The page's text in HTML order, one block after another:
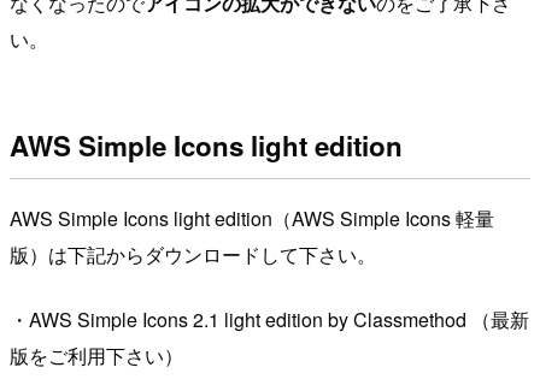
い。
AWS Simple Icons light edition
AWS Simple Icons light edition（AWS Simple Icons 軽量
版）は下記からダウンロードして下さい。
・AWS Simple Icons 2.1 light edition by Classmethod （最新
版をご利用下さい）